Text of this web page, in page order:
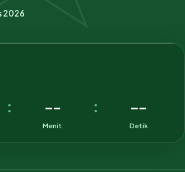
2026
: --
Menit
: --
Detik